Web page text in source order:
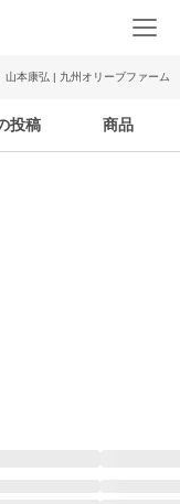
山本康弘 | 九州オリーブファーム
投稿 商品